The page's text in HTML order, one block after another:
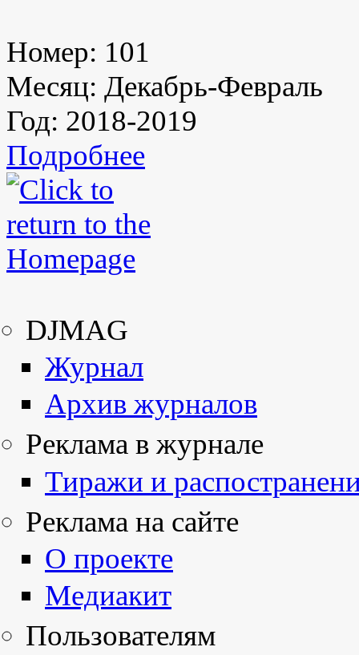
Номер: 101
Месяц: Декабрь-Февраль
Год: 2018-2019
Подробнее
DJMAG
Журнал
Архив журналов
Реклама в журнале
Тиражи и
Реклама на сайте
О проекте
Медиакит
Пользователям